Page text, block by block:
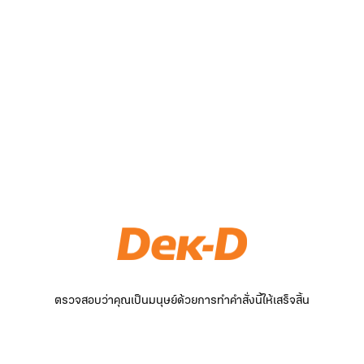
ตรวจสอบว่าคุณเป็นมนุษย์ด้วยการทำคำสั่งนี้ให้เสร็จสิ้น